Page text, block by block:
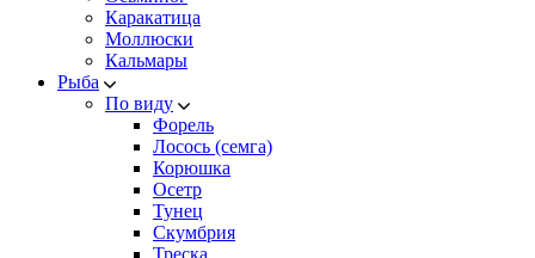
Каракатица
Моллюски
Кальмары
Рыба
По виду
Форель
Лосось (семга)
Корюшка
Осетр
Тунец
Скумбрия
Треска